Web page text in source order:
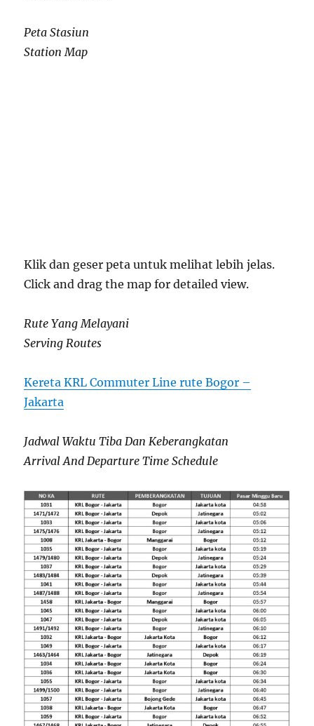
Peta Stasiun
Station Map
Klik dan geser peta untuk melihat lebih jelas.
Click and drag the map for detailed view.
Rute Yang Melayani
Serving Routes
Kereta KRL Commuter Line rute Bogor –
Jakarta
Jadwal Waktu Tiba Dan Keberangkatan
Arrival And Departure Time Schedule